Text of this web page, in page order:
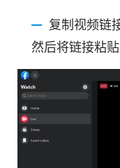
复制视频链
然后将链接粘贴